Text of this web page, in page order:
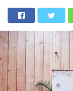
उत्तराखंड अल्मोड़ा
देहरादून
नैनीताल
मनोरंजन